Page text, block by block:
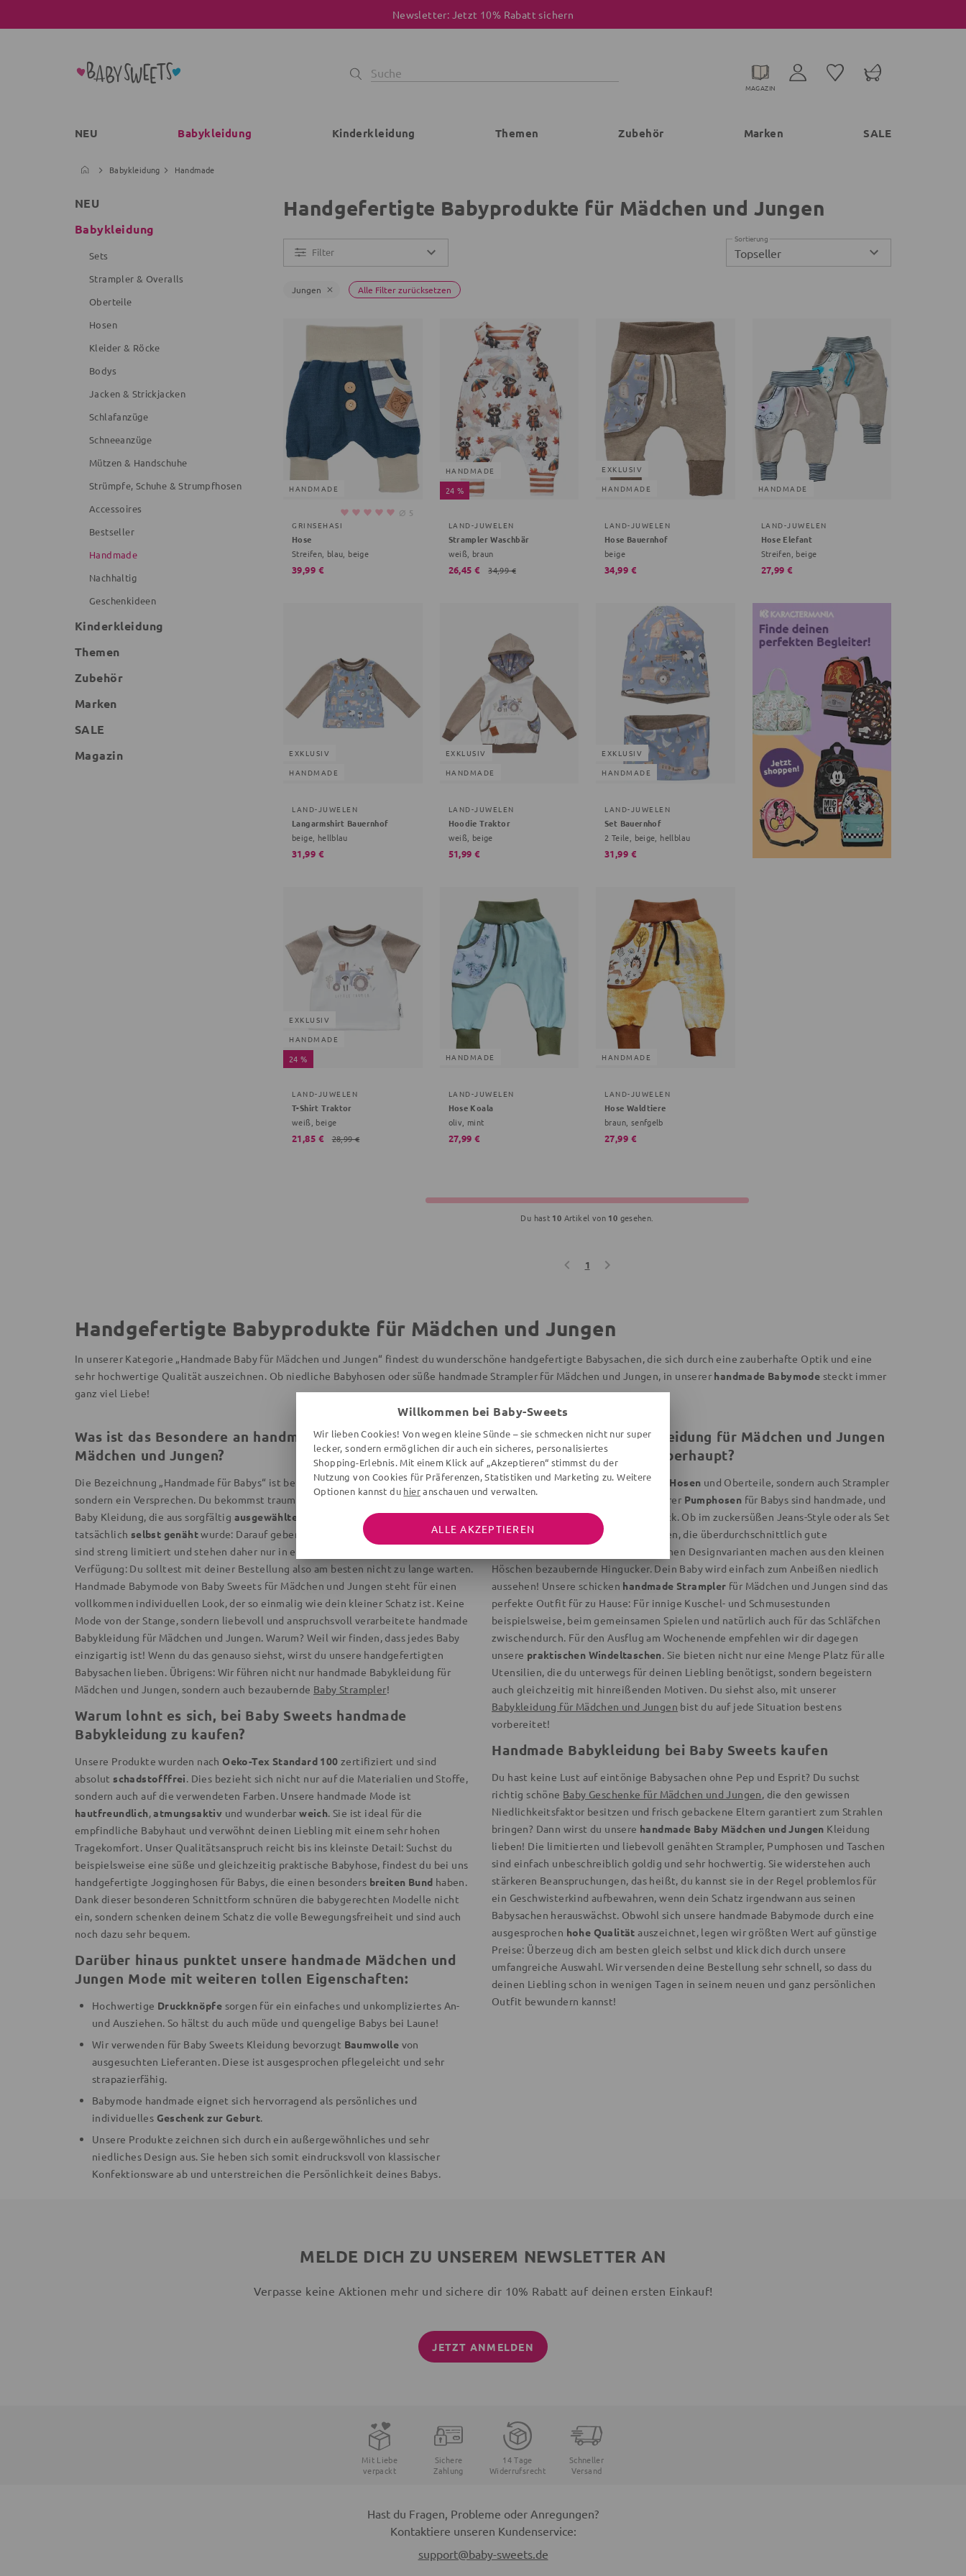
Newsletter: Jetzt 10% Rabatt sichern
MAGAZIN
NEU Babykleidung Kinderkleidung Themen Zubehör Marken SALE
Babykleidung Handmade
NEU
Babykleidung
Sets
Strampler & Overalls
Oberteile
Hosen
Kleider & Röcke
Bodys
Jacken & Strickjacken
Schlafanzüge
Schneeanzüge
Mützen & Handschuhe
Strümpfe, Schuhe & Strumpfhosen
Accessoires
Bestseller
Handmade
Nachhaltig
Geschenkideen
Kinderkleidung
Themen
Zubehör
Marken
SALE
Magazin
Handgefertigte Babyprodukte für Mädchen und Jungen
Filter
Sortierung
Topseller
Jungen Alle Filter zurücksetzen
HANDMADE
⌀ 5
GRINSEHASI
Hose
Streifen, blau, beige
39,99 €
HANDMADE
24 %
LAND-JUWELEN
Strampler Waschbär
weiß, braun
26,45 € 34,99 €
EXKLUSIV
HANDMADE
LAND-JUWELEN
Hose Bauernhof
beige
34,99 €
HANDMADE
LAND-JUWELEN
Hose Elefant
Streifen, beige
27,99 €
EXKLUSIV
HANDMADE
LAND-JUWELEN
Langarmshirt Bauernhof
beige, hellblau
31,99 €
EXKLUSIV
HANDMADE
LAND-JUWELEN
Hoodie Traktor
weiß, beige
51,99 €
EXKLUSIV
HANDMADE
LAND-JUWELEN
Set Bauernhof
2 Teile, beige, hellblau
31,99 €
EXKLUSIV
HANDMADE
24 %
LAND-JUWELEN
T-Shirt Traktor
weiß, beige
21,85 € 28,99 €
HANDMADE
LAND-JUWELEN
Hose Koala
oliv, mint
27,99 €
HANDMADE
LAND-JUWELEN
Hose Waldtiere
braun, senfgelb
27,99 €
Du hast 10 Artikel von 10 gesehen.
1
Handgefertigte Babyprodukte für Mädchen und Jungen
In unserer Kategorie „Handmade Baby für Mädchen und Jungen“ findest du wunderschöne handgefertigte Babysachen, die sich durch eine zauberhafte Optik und eine
sehr hochwertige Qualität auszeichnen. Ob niedliche Babyhosen oder süße handmade Strampler für Mädchen und Jungen, in unserer handmade Babymode steckt immer
ganz viel Liebe!
Was ist das Besondere an handmade Babykleidung für
Mädchen und Jungen?
Die Bezeichnung „Handmade für Babys“ ist bei uns nicht nur eine Werbebotschaft,
sondern ein Versprechen. Du bekommst traumhaft schöne und unverwechselbare
Baby Kleidung, die aus sorgfältig ausgewählten Materialien besteht und
tatsächlich selbst genähtwurde: Darauf geben wir dir unser Wort! Die Produkte
sind streng limitiert und stehen daher nur in einer begrenzten Anzahl zur
Verfügung: Du solltest mit deiner Bestellung also am besten nicht zu lange warten.
Handmade Babymode von Baby Sweets für Mädchen und Jungen steht für einen
vollkommen individuellen Look, der so einmalig wie dein kleiner Schatz ist. Keine
Mode von der Stange, sondern liebevoll und anspruchsvoll verarbeitete handmade
Babykleidung für Mädchen und Jungen. Warum? Weil wir finden, dass jedes Baby
einzigartig ist! Wenn du das genauso siehst, wirst du unsere handgefertigten
Babysachen lieben. Übrigens: Wir führen nicht nur handmade Babykleidung für
Mädchen und Jungen, sondern auch bezaubernde Baby Strampler!
Warum lohnt es sich, bei Baby Sweets handmade
Babykleidung zu kaufen?
Unsere Produkte wurden nach Oeko-Tex Standard 100 zertifiziert und sind
absolutschadstofffrei. Dies bezieht sich nicht nur auf die Materialien und Stoffe,
sondern auch auf die verwendeten Farben. Unsere handmade Mode ist
hautfreundlich,atmungsaktiv und wunderbarweich. Sie ist ideal für die
empfindliche Babyhaut und verwöhnt deinen Liebling mit einem sehr hohen
Tragekomfort. Unser Qualitätsanspruch reicht bis ins kleinste Detail: Suchst du
beispielsweise eine süße und gleichzeitig praktische Babyhose, findest du bei uns
handgefertigte Jogginghosen für Babys, die einen besonders breiten Bund haben.
Dank dieser besonderen Schnittform schnüren die babygerechten Modelle nicht
ein, sondern schenken deinem Schatz die volle Bewegungsfreiheit und sind auch
noch dazu sehr bequem.
Darüber hinaus punktet unsere handmade Mädchen und
Jungen Mode mit weiteren tollen Eigenschaften:
Hochwertige Druckknöpfe sorgen für ein einfaches und unkompliziertes An-
und Ausziehen. So hältst du auch müde und quengelige Babys bei Laune!
Wir verwenden für Baby Sweets Kleidung bevorzugt Baumwolle von
ausgesuchten Lieferanten. Diese ist ausgesprochen pflegeleicht und sehr
strapazierfähig.
Babymode handmade eignet sich hervorragend als persönliches und
individuelles Geschenk zur Geburt.
Unsere Produkte zeichnen sich durch ein außergewöhnliches und sehr
niedliches Design aus. Sie heben sich somit eindrucksvoll von klassischer
Konfektionsware ab und unterstreichen die Persönlichkeit deines Babys.
Welche handmade Babykleidung für Mädchen und Jungen
gibt es bei Baby Sweets überhaupt?
Wir führen nicht nurhandgefertigte Hosen und Oberteile, sondern auch Strampler
und sogar Windeltaschen. Viele unserer Pumphosen für Babys sind handmade, und
das siehst du auch auf den ersten Blick. Ob im zuckersüßen Jeans-Style oder als Set
zusammen mit Halstuch und Mützchen, die überdurchschnittlich gute
Verarbeitung und die unwiderstehlichen Designvarianten machen aus den kleinen
Höschen bezaubernde Hingucker. Dein Baby wird einfach zum Anbeißen niedlich
aussehen! Unsere schicken handmade Strampler für Mädchen und Jungen sind das
perfekte Outfit für zu Hause: Für innige Kuschel- und Schmusestunden
beispielsweise, beim gemeinsamen Spielen und natürlich auch für das Schläfchen
zwischendurch. Für den Ausflug am Wochenende empfehlen wir dir dagegen
unsere praktischen Windeltaschen. Sie bieten nicht nur eine Menge Platz für alle
Utensilien, die du unterwegs für deinen Liebling benötigst, sondern begeistern
auch gleichzeitig mit hinreißenden Motiven. Du siehst also, mit unserer
Babykleidung für Mädchen und Jungen bist du auf jede Situation bestens
vorbereitet!
Handmade Babykleidung bei Baby Sweets kaufen
Du hast keine Lust auf eintönige Babysachen ohne Pep und Esprit? Du suchst
richtig schöne Baby Geschenke für Mädchen und Jungen, die den gewissen
Niedlichkeitsfaktor besitzen und frisch gebackene Eltern garantiert zum Strahlen
bringen? Dann wirst du unsere handmade Baby Mädchen und Jungen Kleidung
lieben! Die limitierten und liebevoll genähten Strampler, Pumphosen und Taschen
sind einfach unbeschreiblich goldig und sehr hochwertig. Sie widerstehen auch
stärkeren Beanspruchungen, das heißt, du kannst sie in der Regel problemlos für
ein Geschwisterkind aufbewahren, wenn dein Schatz irgendwann aus seinen
Babysachen herauswächst. Obwohl sich unsere handmade Babymode durch eine
ausgesprochen hohe Qualität auszeichnet, legen wir größten Wert auf günstige
Preise: Überzeug dich am besten gleich selbst und klick dich durch unsere
umfangreiche Auswahl. Wir versenden deine Bestellung sehr schnell, so dass du
deinen Liebling schon in wenigen Tagen in seinem neuen und ganz persönlichen
Outfit bewundern kannst!
MELDE DICH ZU UNSEREM NEWSLETTER AN
Verpasse keine Aktionen mehr und sichere dir 10% Rabatt auf deinen ersten Einkauf!
JETZT ANMELDEN
Mit Liebe
verpackt
Sichere
Zahlung
14 Tage
Widerrufsrecht
Schneller
Versand
Hast du Fragen, Probleme oder Anregungen?
Kontaktiere unseren Kundenservice:
support@baby-sweets.de
Willkommen bei Baby-Sweets
Wir lieben Cookies! Von wegen kleine Sünde – sie schmecken nicht nur super
lecker, sondern ermöglichen dir auch ein sicheres, personalisiertes
Shopping-Erlebnis. Mit einem Klick auf „Akzeptieren“ stimmst du der
Nutzung von Cookies für Präferenzen, Statistiken und Marketing zu. Weitere
Optionen kannst du hieranschauen und verwalten.
ALLE AKZEPTIEREN